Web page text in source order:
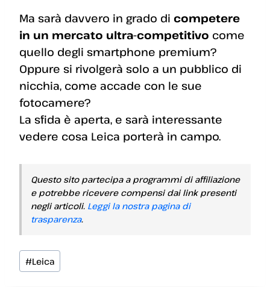
Ma sarà davvero in grado di competere
in un mercato ultra-competitivo come
quello degli smartphone premium?
Oppure si rivolgerà solo a un pubblico di
nicchia, come accade con le sue
fotocamere?
La sfida è aperta, e sarà interessante
vedere cosa Leica porterà in campo.
Questo sito partecipa a programmi di affiliazione
e potrebbe ricevere compensi dai link presenti
negli articoli. Leggi la nostra pagina di
trasparenza.
Tag
articolo:
#Leica